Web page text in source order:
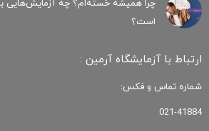
چرا همیشه خسته‌ام؟ چه آزمایش‌هایی
است؟
ارتباط با آزمایشگاه آرمین :
شماره تماس و فکس:
021-41884